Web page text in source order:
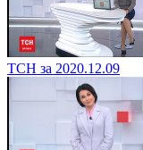
ТСН за 2020.12.09